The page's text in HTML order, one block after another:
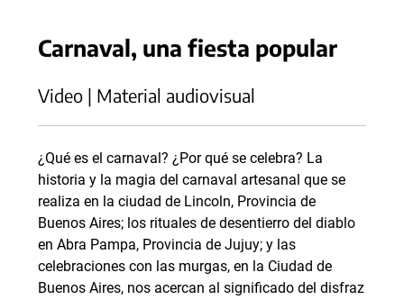
Carnaval, una fiesta popular
Video | Material audiovisual
¿Qué es el carnaval? ¿Por qué se celebra? La
historia y la magia del carnaval artesanal que se
realiza en la ciudad de Lincoln, Provincia de
Buenos Aires; los rituales de desentierro del diablo
en Abra Pampa, Provincia de Jujuy; y las
celebraciones con las murgas, en la Ciudad de
Buenos Aires, nos acercan al significado del disfraz